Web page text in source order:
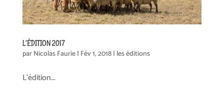
L’ÉDITION 2017
parNicolas Faurie| Fév 1, 2018| les éditions
L’édition...